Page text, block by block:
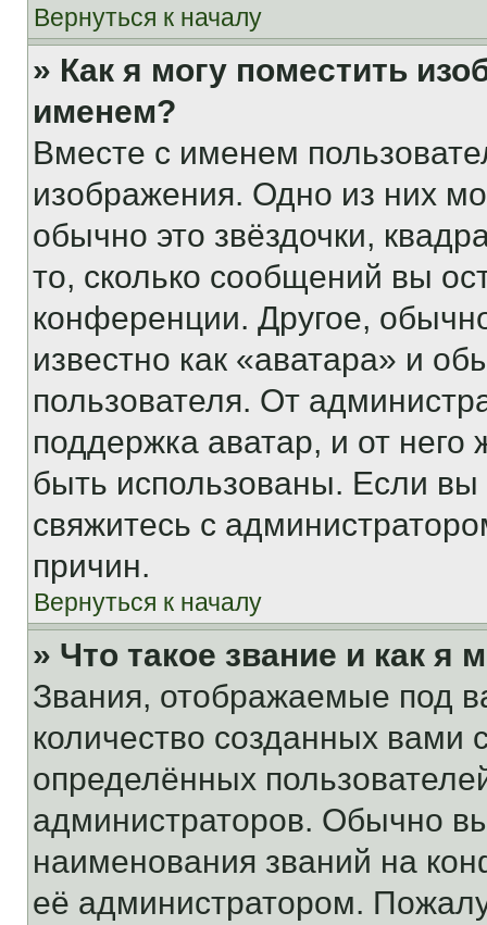
Вернуться к началу
» Как я могу поместить
именем?
Вместе с именем
изображения. Одно из них
обычно это звёздочки,
то, сколько сообщений вы
конференции. Другое,
известно как «аватара» и
пользователя. От
поддержка аватар, и от него
быть использованы. Если
свяжитесь с
причин.
Вернуться к началу
» Что такое звание и как я
Звания, отображаемые под
количество созданных
определённых
администраторов. Обычно
наименования званий на
её администратором.